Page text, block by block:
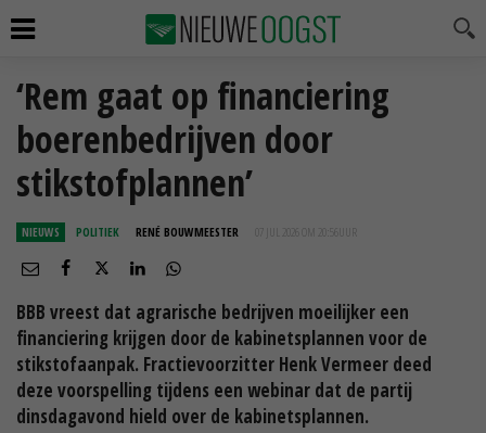
‘Rem gaat op financiering
boerenbedrijven door
stikstofplannen’
NIEUWS POLITIEK RENÉ BOUWMEESTER 07 JUL 2026 OM 20:56
BBB vreest dat agrarische bedrijven moeilijker een
financiering krijgen door de kabinetsplannen voor de
stikstofaanpak. Fractievoorzitter Henk Vermeer deed
deze voorspelling tijdens een webinar dat de partij
dinsdagavond hield over de kabinetsplannen.